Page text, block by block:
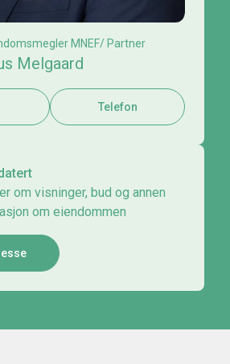
MNEF/ Partner
Melgaard
Telefon
om visninger, bud og annen
om eiendommen